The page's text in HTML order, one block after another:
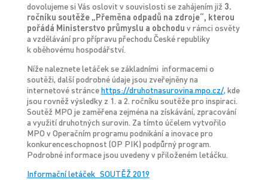
dovolujeme si Vás oslovit v souvislosti se zahájením již 3.
ročníku soutěže „Přeměna odpadů na zdroje“, kterou
pořádá Ministerstvo průmyslu a obchodu v rámci osvěty
a vzdělávání pro přípravu přechodu České republiky
k oběhovému hospodářství.
Níže naleznete letáček se základními informacemi o
soutěži, další podrobné údaje jsou zveřejněny na
internetové stráncehttps://druhotnasurovina.mpo.cz/, kde
jsou rovněž výsledky z 1. a 2. ročníku soutěže pro inspiraci.
Soutěž MPO je zaměřena zejména na získávání, zpracování
a využití druhotných surovin. Za tímto účelem vytvořilo
MPO v Operačním programu podnikání a inovace pro
konkurenceschopnost (OP PIK) podpůrný program.
Podrobné informace jsou uvedeny v přiloženém letáčku.
Informační letáček_SOUTĚŽ 2019